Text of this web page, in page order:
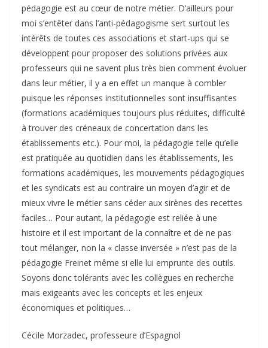
pédagogie est au cœur de notre métier. D’ailleurs pour
moi s’entêter dans l’anti-pédagogisme sert surtout les
intérêts de toutes ces associations et start-ups qui se
développent pour proposer des solutions privées aux
professeurs qui ne savent plus très bien comment évoluer
dans leur métier, il y a en effet un manque à combler
puisque les réponses institutionnelles sont insuffisantes
(formations académiques toujours plus réduites, difficulté
à trouver des créneaux de concertation dans les
établissements etc.). Pour moi, la pédagogie telle qu’elle
est pratiquée au quotidien dans les établissements, les
formations académiques, les mouvements pédagogiques
et les syndicats est au contraire un moyen d’agir et de
mieux vivre le métier sans céder aux sirènes des recettes
faciles… Pour autant, la pédagogie est reliée à une
histoire et il est important de la connaître et de ne pas
tout mélanger, non la « classe inversée » n’est pas de la
pédagogie Freinet même si elle lui emprunte des outils.
Soyons donc tolérants avec les collègues en recherche
mais exigeants avec les concepts et les enjeux
économiques et politiques…
Cécile Morzadec, professeure d’Espagnol